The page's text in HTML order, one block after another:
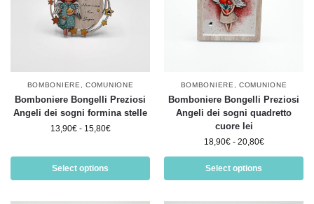
BOMBONIERE ,COMUNIONE
Bomboniere Bongelli Preziosi
Angeli dei sogni formina stelle
13,90€ - 15,80€
Select options
BOMBONIERE ,COMUNIONE
Bomboniere Bongelli Preziosi
Angeli dei sogni quadretto
cuore lei
18,90€ - 20,80€
Select options